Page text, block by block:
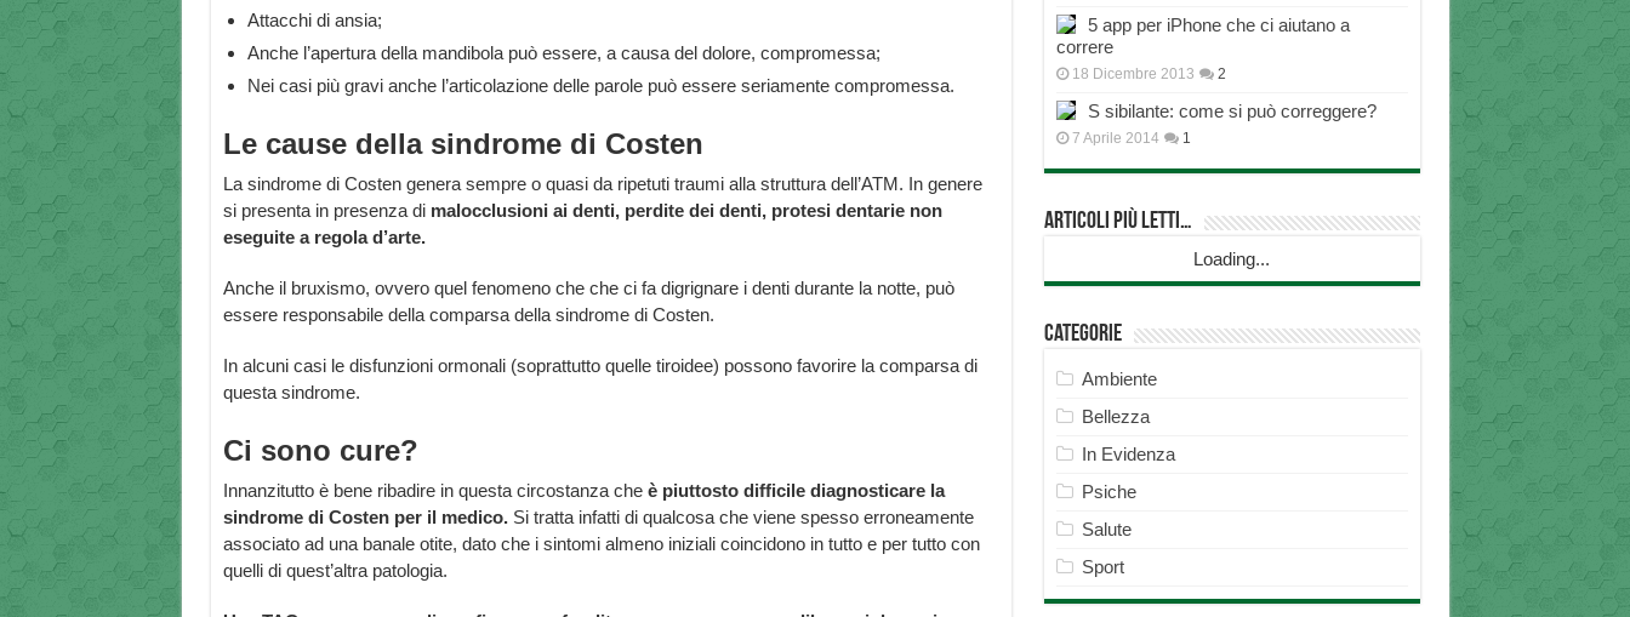
Attacchi di ansia;
Anche l’apertura della mandibola può essere, a causa del dolore, compromessa;
Nei casi più gravi anche l’articolazione delle parole può essere seriamente compromessa.
Le cause della sindrome di Costen
La sindrome di Costen genera sempre o quasi da ripetuti traumi alla struttura dell’ATM. In genere
si presenta in presenza di malocclusioni ai denti, perdite dei denti, protesi dentarie non
eseguite a regola d’arte.
Anche il bruxismo, ovvero quel fenomeno che che ci fa digrignare i denti durante la notte, può
essere responsabile della comparsa della sindrome di Costen.
In alcuni casi le disfunzioni ormonali (soprattutto quelle tiroidee) possono favorire la comparsa di
questa sindrome.
Ci sono cure?
Innanzitutto è bene ribadire in questa circostanza che è piuttosto difficile diagnosticare la
sindrome di Costen per il medico.Si tratta infatti di qualcosa che viene spesso erroneamente
associato ad una banale otite, dato che i sintomi almeno iniziali coincidono in tutto e per tutto con
quelli di quest’altra patologia.
5 app per iPhone che ci aiutano a
correre
18 Dicembre 2013 2
S sibilante: come si può correggere?
7 Aprile 2014 1
Articoli più Letti…
Loading...
Categorie
Ambiente
Bellezza
In Evidenza
Psiche
Salute
Sport